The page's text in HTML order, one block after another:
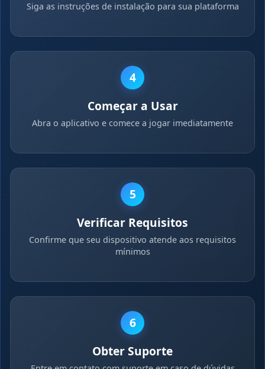
Siga as instruções de instalação para sua plataforma
4
Começar a Usar
Abra o aplicativo e comece a jogar imediatamente
5
Verificar Requisitos
Confirme que seu dispositivo atende aos requisitos
mínimos
6
Obter Suporte